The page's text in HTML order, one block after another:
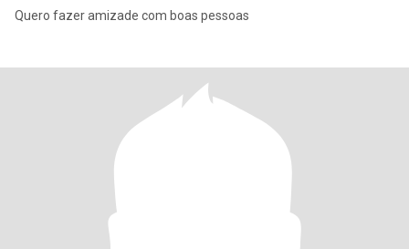
Quero fazer amizade com boas pessoas